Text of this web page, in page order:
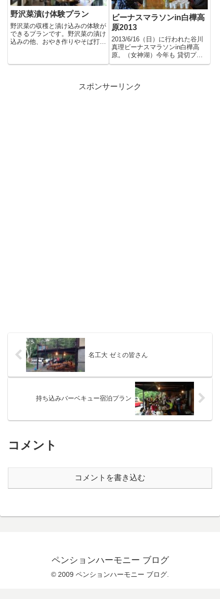
野沢菜漬け体験プラン
野沢菜の収穫と漬け込みの体験が
できるプランです。野沢菜の漬け
込みの他、おやき作りやそば打ち
ビーナスマラソンin白樺高
原2013
2013/6/16（日）に行われた谷川
真理ビーナスマラソンin白樺高
原。（女神湖）今年も 貸切プラ
ン & 持ち込みBBQ...
スポンサーリンク
名工大 ゼミの皆さん
持ち込みバーベキュー宿泊プラン
コメント
コメントを書き込む
ペンションハーモニー ブログ
© 2009 ペンションハーモニー ブログ.